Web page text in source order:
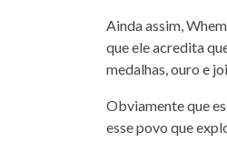
Ainda assim,
que ele acredita
medalhas, ouro e
Obviamente que
esse povo que